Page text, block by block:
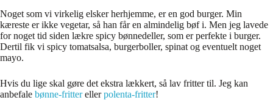
Noget som vi virkelig elsker herhjemme, er en god burger. Min
kæreste er ikke vegetar, så han får en almindelig bøf i. Men jeg lavede
for noget tid siden lækre spicy bønnedeller, som er perfekte i burger.
Dertil fik vi spicy tomatsalsa, burgerboller, spinat og eventuelt noget
mayo.
Hvis du lige skal gøre det ekstra lækkert, så lav fritter til. Jeg kan
anbefale bønne-fritterellerpolenta-fritter!